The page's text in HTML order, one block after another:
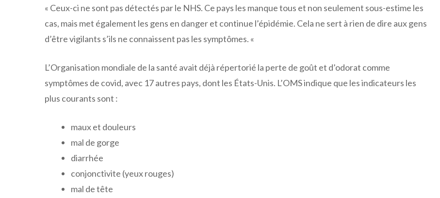
« Ceux-ci ne sont pas détectés par le NHS. Ce pays les manque tous et non seulement sous-estime les
cas, mais met également les gens en danger et continue l’épidémie. Cela ne sert à rien de dire aux gens
d’être vigilants s’ils ne connaissent pas les symptômes. «
L’Organisation mondiale de la santé avait déjà répertorié la perte de goût et d’odorat comme
symptômes de covid, avec 17 autres pays, dont les États-Unis. L’OMS indique que les indicateurs les
plus courants sont :
maux et douleurs
mal de gorge
diarrhée
conjonctivite (yeux rouges)
mal de tête